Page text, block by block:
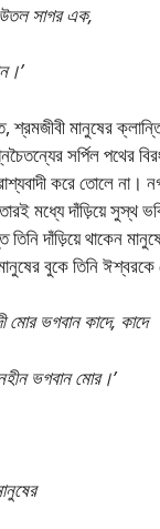
উতল সাগর এক,
শ্রমজীবী মানুষের
সর্পিল পথের
করে তােলে না।
মধ্যে দাঁড়িয়ে সুস্থ
দাঁড়িয়ে থাকেন
বুকে তিনি
মাের ভগবান কাদে, কাদে
ভগবান মাের।’